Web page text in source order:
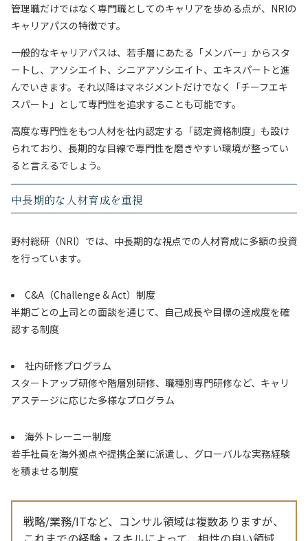
管理職だけではなく専門職としてのキャリアを歩める点が、NRIの
キャリアパスの特徴です。
一般的なキャリアパスは、若手層にあたる「メンバー」からスタ
ートし、アソシエイト、シニアアソシエイト、エキスパートと進
んでいきます。それ以降はマネジメントだけでなく「チーフエキ
スパート」として専門性を追求することも可能です。
高度な専門性をもつ人材を社内認定する「認定資格制度」も設け
られており、長期的な目線で専門性を磨きやすい環境が整ってい
ると言えるでしょう。
中長期的な人材育成を重視
野村総研（NRI）では、中長期的な視点での人材育成に多額の投資
を行っています。
C&A（Challenge & Act）制度
半期ごとの上司との面談を通じて、自己成長や目標の達成度を確
認する制度
社内研修プログラム
スタートアップ研修や階層別研修、職種別専門研修など、キャリ
アステージに応じた多様なプログラム
海外トレーニー制度
若手社員を海外拠点や提携企業に派遣し、グローバルな実務経験
を積ませる制度
戦略/業務/ITなど、コンサル領域は複数ありますが、